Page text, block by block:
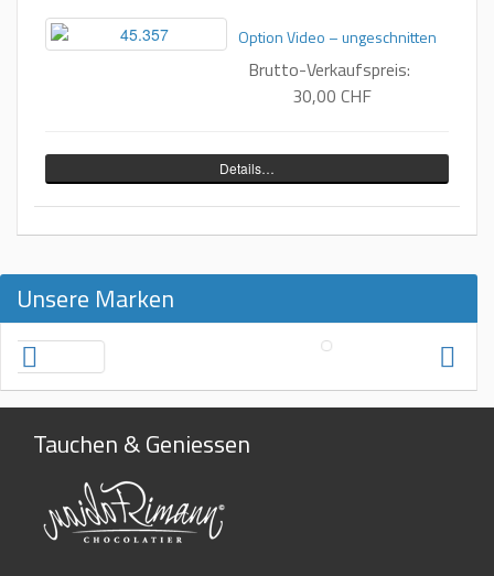
Option Video – ungeschnitten
Brutto-Verkaufspreis:
30,00 CHF
Details…
Unsere Marken
Tauchen & Geniessen